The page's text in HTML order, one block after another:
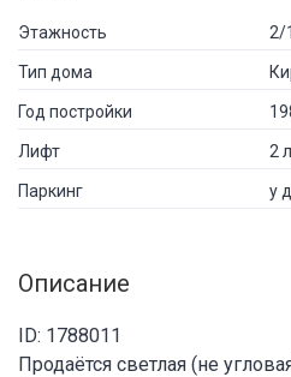
Этажность 2/
Тип дома
Год постройки
Лифт 2
Паркинг у
Описание
ID: 1788011
Пpодаётся светлая (не